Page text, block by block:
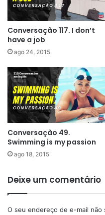
Conversação 117. I don’t
have a job
ago 24, 2015
Conversação 49.
Swimming is my passion
ago 18, 2015
Deixe um comentário
O seu endereço de e-mail não